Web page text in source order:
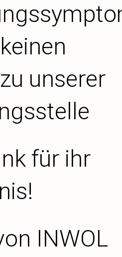
unserer
für ihr
INWOL